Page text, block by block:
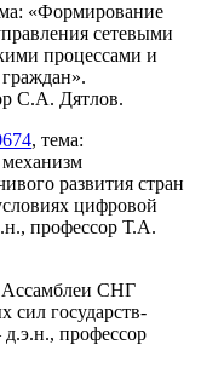
«Формирование
сетевыми
процессами и
С.А. Дятлов.
, тема:
развития стран
цифровой
профессор Т.А.
Ассамблеи СНГ
сил государств-
д.э.н., профессор